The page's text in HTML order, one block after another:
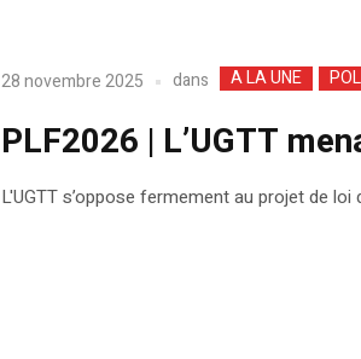
28 novembre 2025 dans A LA UNE
PLF2026 | L’UGTT
L'UGTT s’oppose fermement au projet de